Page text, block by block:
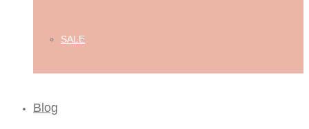
SALE
Blog